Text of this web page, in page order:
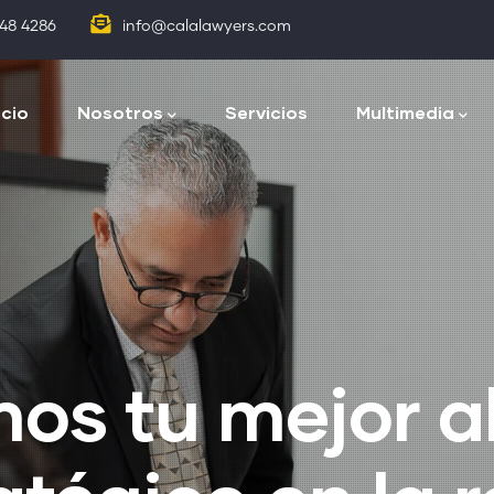
4286 info@calalawyers.com
Nosotros Servicios Multimedia
tu mejor